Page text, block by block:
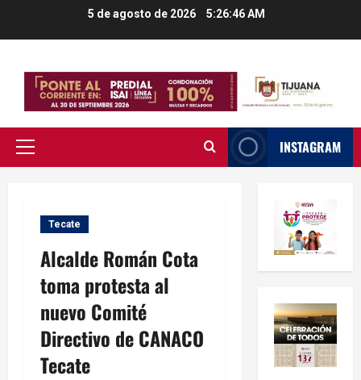
5 de agosto de 2026 5:26:47 AM
Menú
INSTAGRAM
Tecate
Alcalde Román Cota
toma protesta al
nuevo Comité
Directivo de CANACO
Tecate